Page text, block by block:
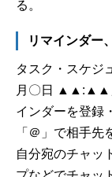
る。
リマインダー
タスク・スケジ
月〇日 ▲▲:▲▲
インダーを登録
「＠」で相手
自分宛のチャッ